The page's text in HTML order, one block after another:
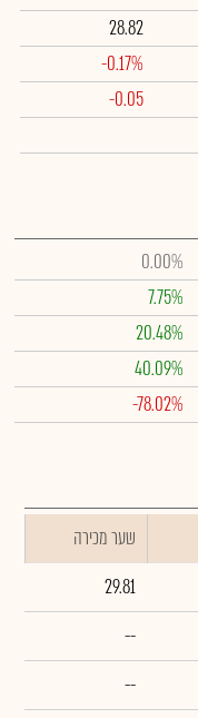
28.82
-0.17%
-0.05
0.00%
7.75%
20.48%
40.09%
-78.02%
שער מכירה
29.81
--
--